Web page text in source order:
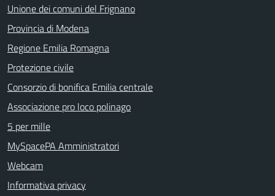
Unione dei comuni del Frignano
Provincia di Modena
Regione Emilia Romagna
Protezione civile
Consorzio di bonifica Emilia centrale
Associazione pro loco polinago
5 per mille
MySpacePA Amministratori
Webcam
Informativa privacy